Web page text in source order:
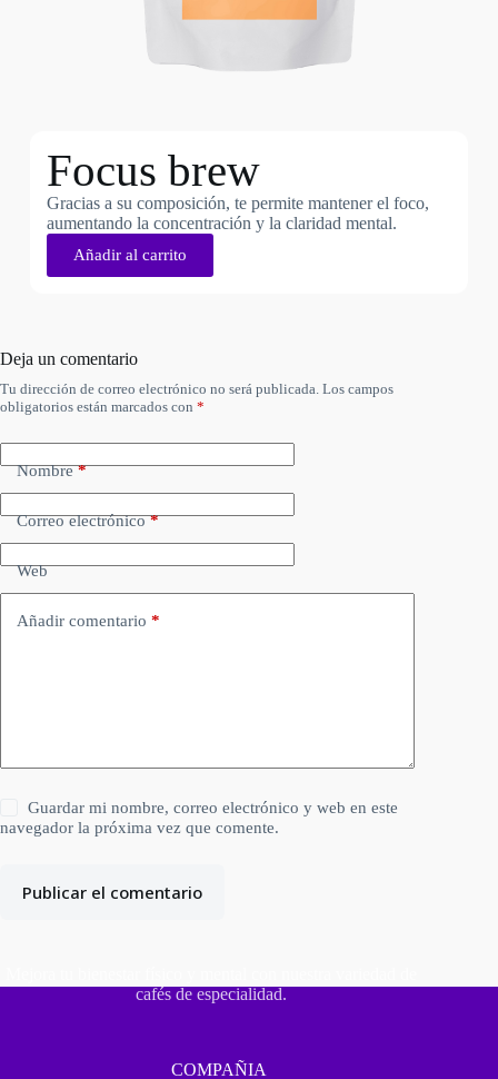
Focus brew
Gracias a su composición, te permite mantener el foco,
aumentando la concentración y la claridad mental.
Añadir al carrito
Deja un comentario
Tu dirección de correo electrónico no será publicada. Los campos
obligatorios están marcados con *
Nombre*
Correo electrónico*
Web
Añadir comentario *
Guardar mi nombre, correo electrónico y web en este
navegador la próxima vez que comente.
Publicar el comentario
cafés de especialidad.
COMPAÑIA